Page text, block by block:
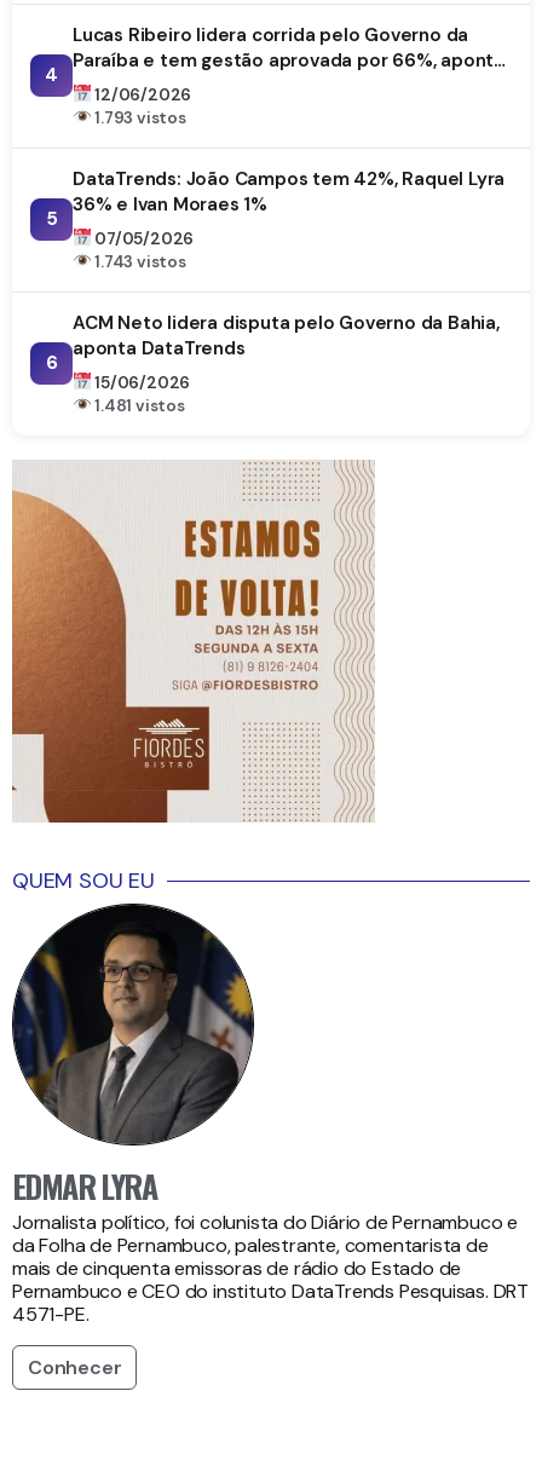
4
Lucas Ribeiro lidera corrida pelo Governo da
Paraíba e tem gestão aprovada por 66%, aponta
DataTrends
12/06/2026
1.793 vistos
5
DataTrends: João Campos tem 42%, Raquel Lyra
36% e Ivan Moraes 1%
07/05/2026
1.743 vistos
6
ACM Neto lidera disputa pelo Governo da Bahia,
aponta DataTrends
15/06/2026
1.481 vistos
QUEM SOU EU
EDMAR LYRA
Jornalista político, foi colunista do Diário de Pernambuco e
da Folha de Pernambuco, palestrante, comentarista de
mais de cinquenta emissoras de rádio do Estado de
Pernambuco e CEO do instituto DataTrends Pesquisas. DRT
4571-PE.
Conhecer